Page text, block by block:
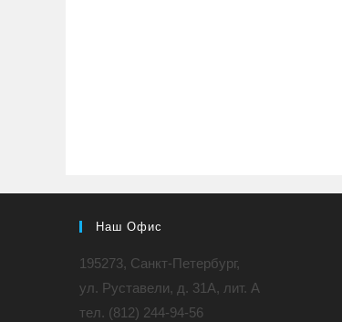
Наш Офис
195273, Санкт-Петербург,
ул. Руставели, д. 31A, лит. А
тел. (812) 244-94-56